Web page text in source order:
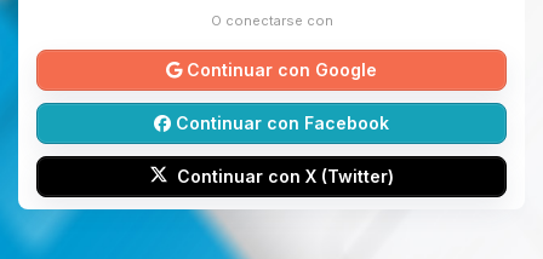
O conectarse con
Continuar con Google
Continuar con Facebook
Continuar con X (Twitter)